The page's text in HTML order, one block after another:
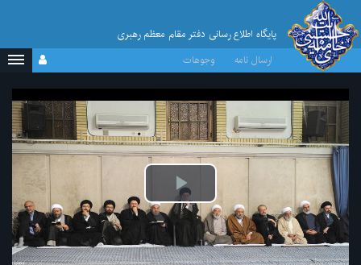
پایگاه اطلاع رسانی دفتر مقام معظم رهبری
ارسال نامه
وجوهات
پخش
ویدیو